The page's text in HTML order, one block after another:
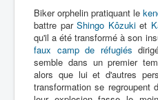
Biker orphelin pratiquant le
battre parShingo Kôzukiet
qu'il a été transformé à son
faux camp de réfugiés
semble dans un premier
alors que lui et d'autres
transformation se regroupent